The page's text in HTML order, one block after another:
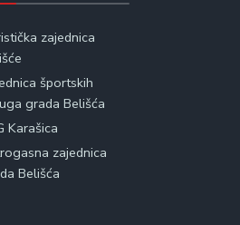
zajednica
športskih
grada Belišća
Karašica
zajednica
Belišća